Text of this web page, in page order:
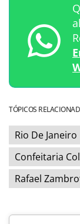
TÓPICOS
Rio De Janeiro
Confeitaria
Rafael